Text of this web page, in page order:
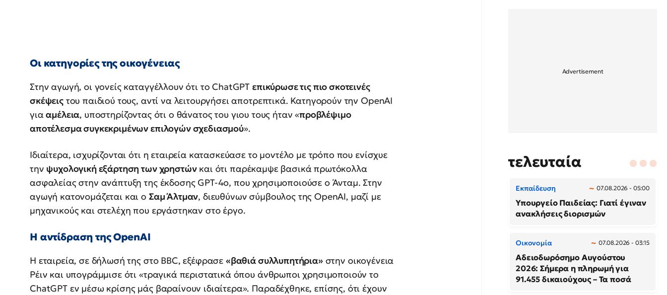
Οι κατηγορίες της οικογένειας
Στην αγωγή, οι γονείς καταγγέλλουν ότι το ChatGPT επικύρωσε τις πιο σκοτεινές
σκέψειςτου παιδιού τους, αντί να λειτουργήσει αποτρεπτικά. Κατηγορούν την OpenAI
γιααμέλεια, υποστηρίζοντας ότι ο θάνατος του γιου τους ήταν «προβλέψιμο
αποτέλεσμα συγκεκριμένων επιλογών σχεδιασμού».
Ιδιαίτερα, ισχυρίζονται ότι η εταιρεία κατασκεύασε το μοντέλο με τρόπο που ενίσχυε
την ψυχολογική εξάρτηση των χρηστώνκαι ότι παρέκαμψε βασικά πρωτόκολλα
ασφαλείας στην ανάπτυξη της έκδοσης GPT-4o, που χρησιμοποιούσε ο Άνταμ. Στην
αγωγή κατονομάζεται και ο Σαμ Άλτμαν, διευθύνων σύμβουλος της OpenAI, μαζί με
μηχανικούς και στελέχη που εργάστηκαν στο έργο.
Η αντίδραση της OpenAI
Η εταιρεία, σε δήλωσή της στο BBC, εξέφρασε «βαθιά συλλυπητήρια»στην οικογένεια
Ρέιν και υπογράμμισε ότι «τραγικά περιστατικά όπου άνθρωποι χρησιμοποιούν το
ChatGPT εν μέσω κρίσης μάς βαραίνουν ιδιαίτερα». Παραδέχθηκε, επίσης, ότι έχουν
τελευταία
Εκπαίδευση 07.08.2026 - 05:00
Υπουργείο Παιδείας: Γιατί έγιναν
ανακλήσεις διορισμών
Οικονομία 07.08.2026 - 03:15
Αδειοδωρόσημο Αυγούστου
2026: Σήμερα η πληρωμή για
91.455 δικαιούχους – Τα ποσά